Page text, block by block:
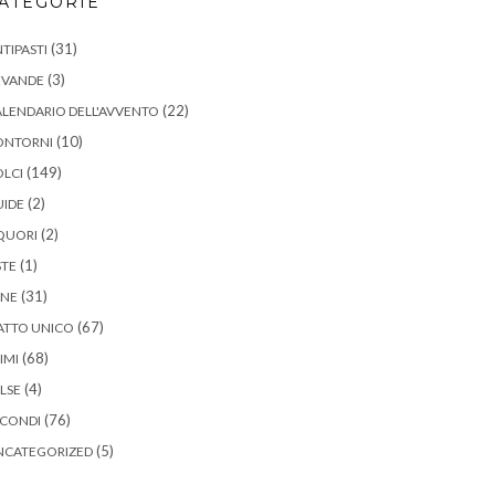
(31)
(3)
DELL'AVVENTO (22)
(10)
(149)
(2)
(2)
(1)
(31)
UNICO (67)
(68)
(4)
(76)
(5)